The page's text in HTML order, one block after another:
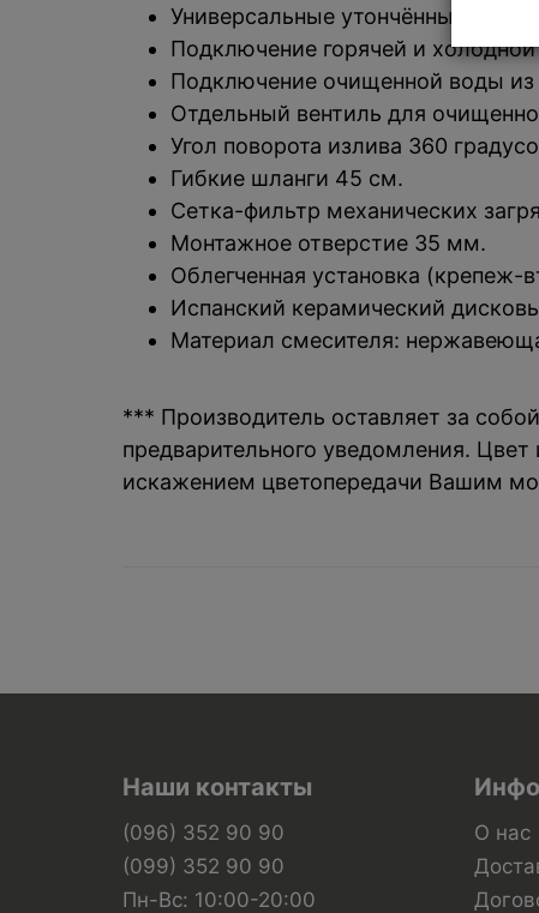
Универсальные утончённые
Подключение горячей и
Подключение очищенной воды из
Отдельный вентиль для
Угол поворота излива 360
Гибкие шланги 45 см.
Сетка-фильтр механических
Монтажное отверстие 35 мм.
Облегченная установка (крепеж-
Испанский керамический
Материал смесителя:
*** Производитель оставляет за
предварительного уведомления.
искажением цветопередачи Вашим
Наши контакты
(096) 352 90 90
(099) 352 90 90
Пн-Вс: 10:00-20:00
О нас